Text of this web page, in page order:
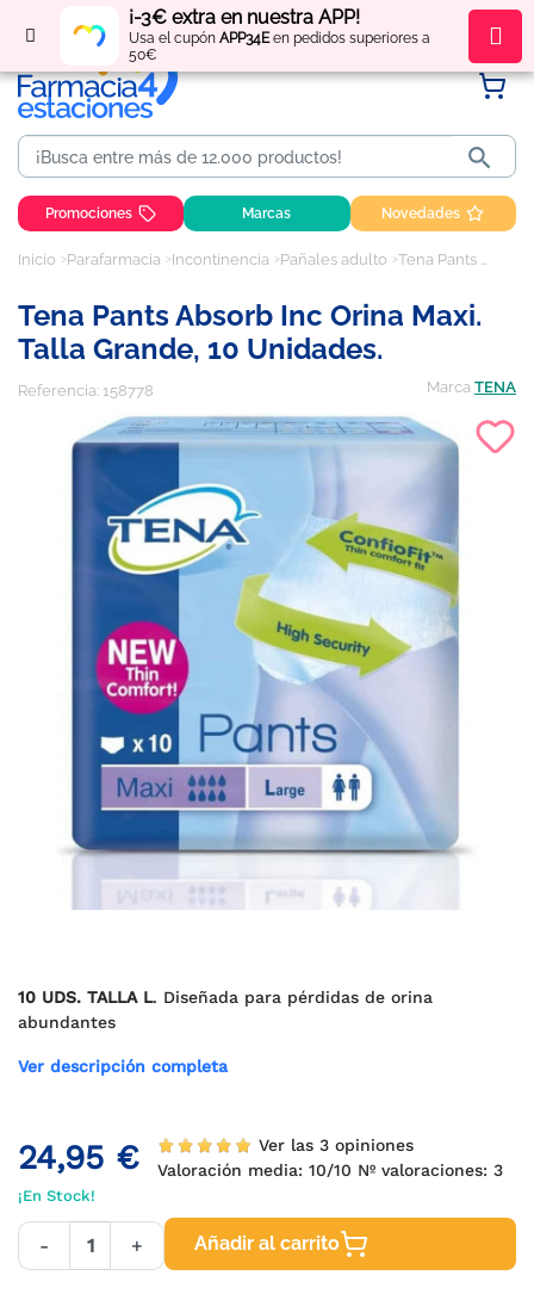
¡-3€ extra en nuestra APP!
Usa el cupón APP34Een pedidos superiores a
50€
Regístratey obténpuntos por tus compras

Promociones Marcas Novedades
Inicio Parafarmacia Incontinencia Pañales adulto Tena Pants Absorb Inc Orina Maxi. Talla Grande, 10 Unidades.
Tena Pants Absorb Inc Orina Maxi.
Talla Grande, 10 Unidades.
Referencia: 158778 Marca TENA
10 UDS. TALLA L. Diseñada para pérdidas de orina
abundantes
Ver descripción completa
24,95 €
Ver las 3 opiniones
Valoración media: 10/10 Nº valoraciones: 3
¡En Stock!
- + Añadir al carrito